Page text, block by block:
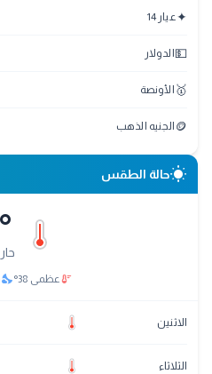
✦عيار 14
💵 الدولار
🥇 الأونصة
🪙 الجنيه الذهب
wb_sunnyحالة الطقس
°
thermostatعظمى 38
°
nights_stay
الاثنين
الثلاثاء